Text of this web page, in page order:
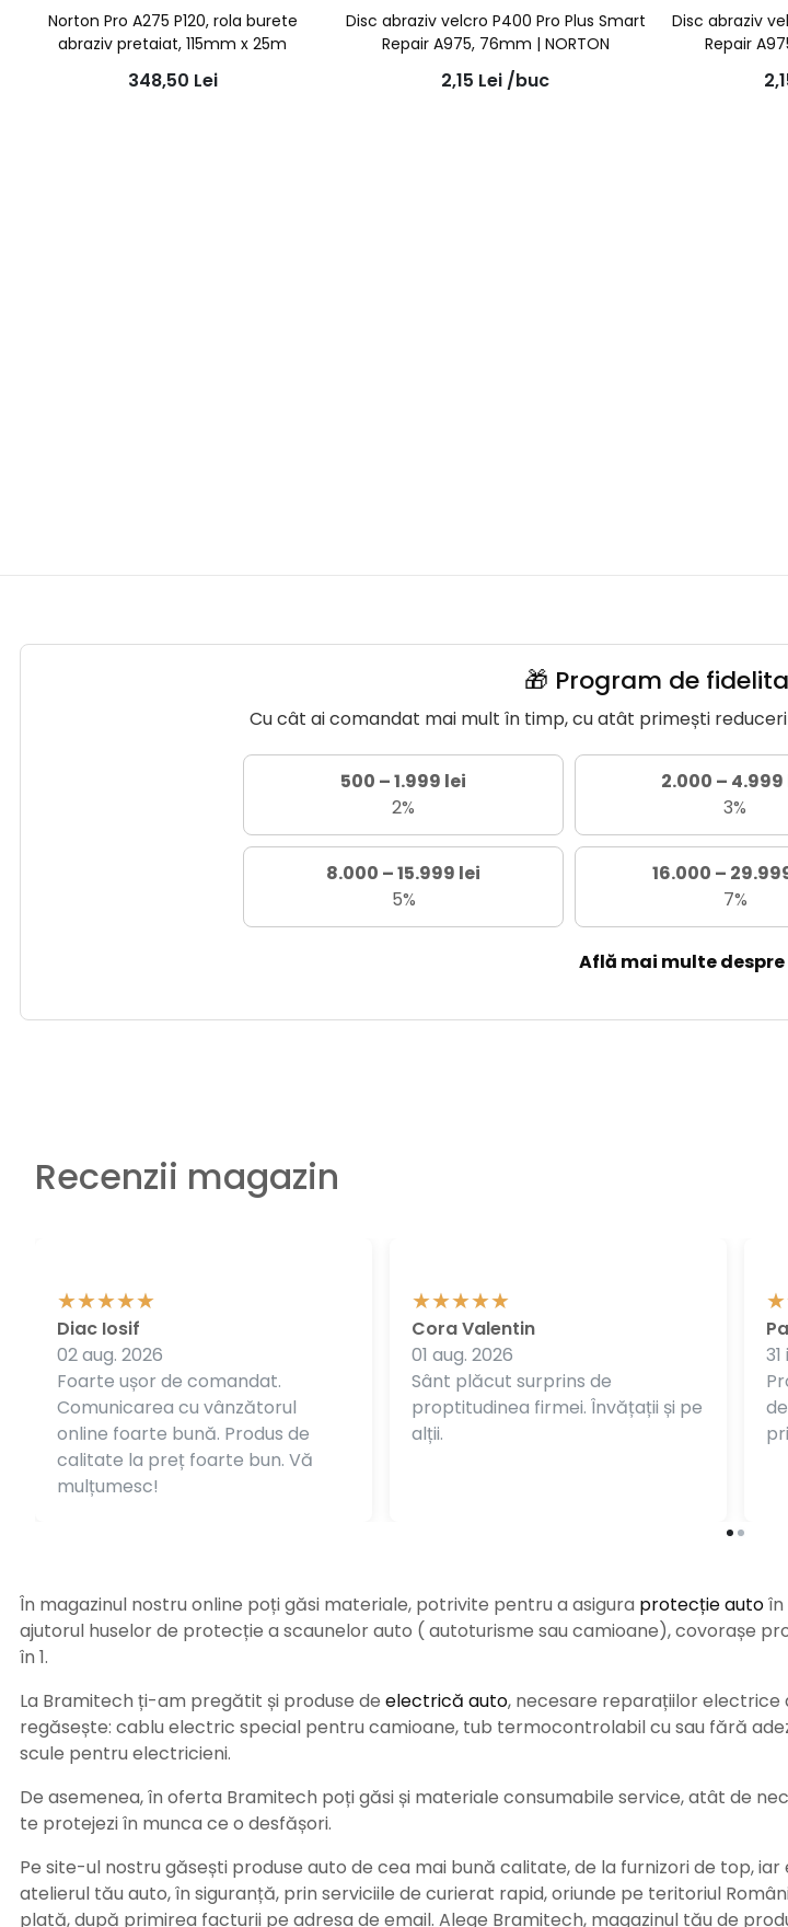
Norton Pro A275 P120, rola burete
abraziv pretaiat, 115mm x 25m
348,50 Lei
Disc abraziv velcro P400 Pro Plus Smart
Repair A975, 76mm | NORTON
2,15 Lei /buc
Disc abraziv
Repair
🎁 Program de
Cu cât ai comandat mai mult în timp, cu atât primești
500 – 1.999 lei
2%
2.000 – 4.999
3%
8.000 – 15.999 lei
5%
16.000 –
7%
Află mai multe
Recenzii magazin
Foarte ușor de comandat.
Comunicarea cu vânzătorul
online foarte bună. Produs de
calitate la preț foarte bun. Vă
mulțumesc!
Diac Iosif
02 aug. 2026
Sânt plăcut surprins de
proptitudinea firmei. Învățații și pe
alții.
Cora Valentin
01 aug. 2026
În magazinul nostru online poți găsi materiale, potrivite pentru a asigura protecție autoî
ajutorul huselor de protecție a scaunelor auto ( autoturisme sau camioane), covorașe
în 1.
La Bramitech ți-am pregătit și produse de electrică auto, necesare reparațiilor electrice
regăsește: cablu electric special pentru camioane, tub termocontrolabil cu sau fără
scule pentru electricieni.
De asemenea, în oferta Bramitech poți găsi și materiale consumabile service, atât de
te protejezi în munca ce o desfășori.
Pe site-ul nostru găsești produse auto de cea mai bună calitate, de la furnizori de top,
atelierul tău auto, în siguranță, prin serviciile de curierat rapid, oriunde pe teritoriul
plată, după primirea facturii pe adresa de email. Alege Bramitech, magazinul tău de